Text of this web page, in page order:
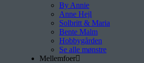
By Annie
Anne Hejl
Solbritt & Maria
Bente Malm
Hobbygården
Se alle mønstre
Mellemfoer